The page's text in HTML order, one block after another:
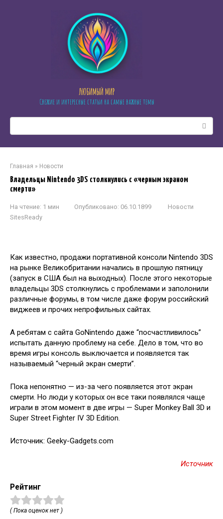
ЛЮБИМЫЙ МИР
Свежие и интересные статьи на самые важные темы
Главная » Новости
Владельцы Nintendo 3DS столкнулись с «черным экраном
смерти»
На чтение: 1 мин Опубликовано: 06.10.1899
Новости
SitesReady
Как известно, продажи портативной консоли Nintendo 3DS
на рынке Великобритании начались в прошлую пятницу
(запуск в США был на выходных). После этого некоторые
владельцы 3DS столкнулись с проблемами и заполонили
различные форумы, в том числе даже форум российский
виджеев и прочих непрофильных сайтах.
А ребятам с сайта GoNintendo даже “посчастливилось”
испытать данную проблему на себе. Дело в том, что во
время игры консоль выключается и появляется так
называемый “черный экран смерти”.
Пока непонятно — из-за чего появляется этот экран
смерти. Но люди у которых он все таки появлялся чаще
играли в этом момент в две игры — Super Monkey Ball 3D и
Super Street Fighter IV 3D Edition.
Источник: Geeky-Gadgets.com
Источник
Рейтинг
( Пока оценок нет )